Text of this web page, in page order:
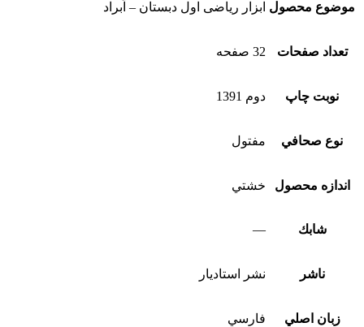
موضوع محصول ابزار ریاضی اول دبستان – اَبراد
تعداد صفحات 32 صفحه
نوبت چاپ دوم 1391
نوع صحافي مفتول
اندازه محصول خشتي
شابك —
ناشر نشر استاديار
زبان اصلي فارسي